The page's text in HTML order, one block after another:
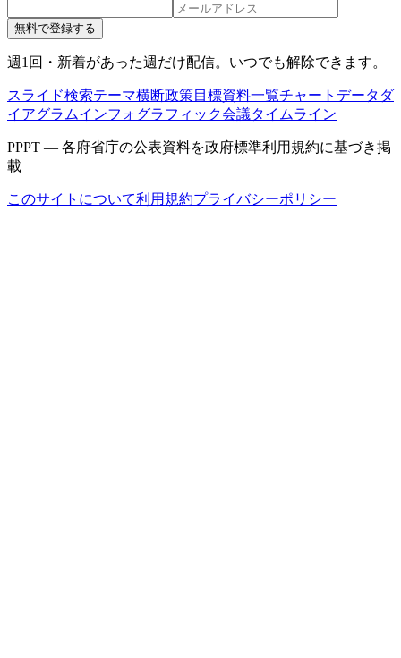
無料で登録する
週1回・新着があった週だけ配信。いつでも解除できます。
スライド検索テーマ横断政策目標資料一覧チャートデータ ダ
イアグラムインフォグラフィック会議タイムライン
PPPT — 各府省庁の公表資料を政府標準利用規約に基づき掲
載
このサイトについて利用規約プライバシーポリシー